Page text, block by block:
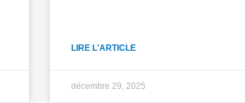
LIRE L'ARTICLE
décembre 29, 2025